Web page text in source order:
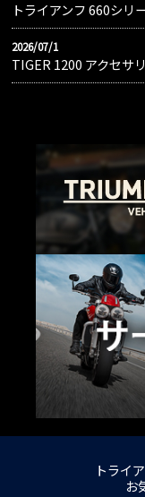
トライアンフ 660シリ
2026/07/1
TIGER 1200 アクセサ
トライ
お